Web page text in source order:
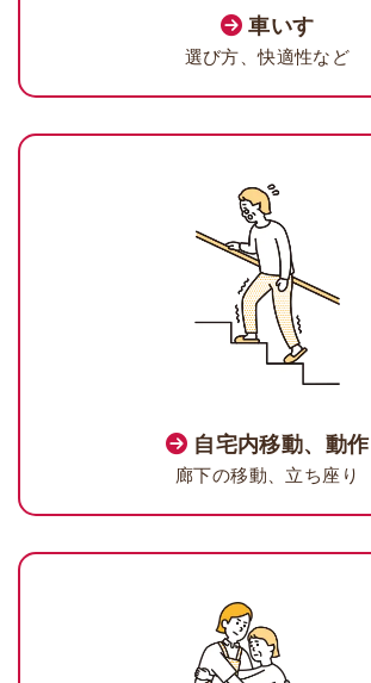
車いす
選び方、快適性など
自宅内移動、動作
廊下の移動、立ち座り